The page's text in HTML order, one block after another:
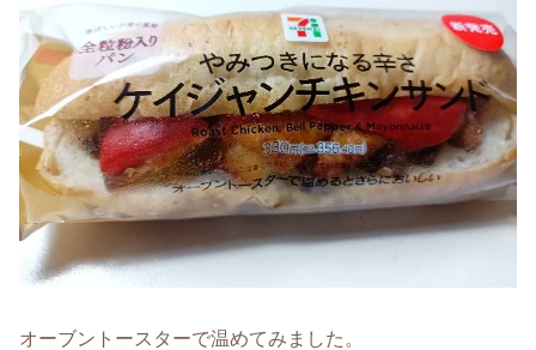
オーブントースターで温めてみました。